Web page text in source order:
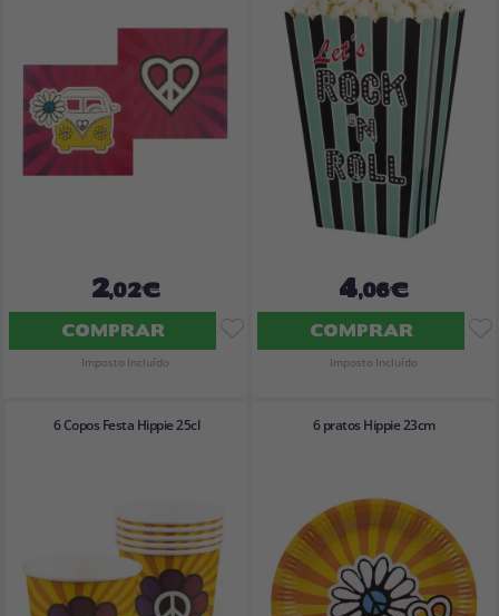
2,02€
COMPRAR
Imposto Incluído
4,06€
COMPRAR
Imposto Incluído
6 Copos Festa Hippie 25cl 6 pratos Hippie 23cm